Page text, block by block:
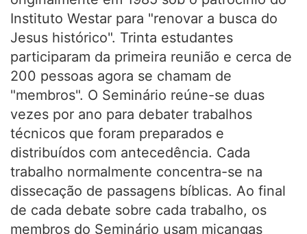
Instituto Westar para "renovar a busca do
Jesus histórico". Trinta estudantes
participaram da primeira reunião e cerca de
200 pessoas agora se chamam de
"membros". O Seminário reúne-se duas
vezes por ano para debater trabalhos
técnicos que foram preparados e
distribuídos com antecedência. Cada
trabalho normalmente concentra-se na
dissecação de passagens bíblicas. Ao final
de cada debate sobre cada trabalho, os
membros do Seminário usam miçangas